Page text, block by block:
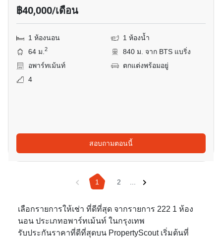
฿40,000/เดือน
1 ห้องนอน
1 ห้องน้ำ
64 ม.2
840 ม. จาก BTS แบริ่ง
อพาร์ทเม้นท์
ตกแต่งพร้อมอยู่
4
สอบถามตอนนี้
1 2 ...
เลือกรายการให้เช่า ที่ดีที่สุด จากรายการ 222 1 ห้อง
นอน ประเภทอพาร์ทเม้นท์ ในกรุงเทพ
รับประกันราคาที่ดีที่สุดบน PropertyScout เริ่มต้นที่